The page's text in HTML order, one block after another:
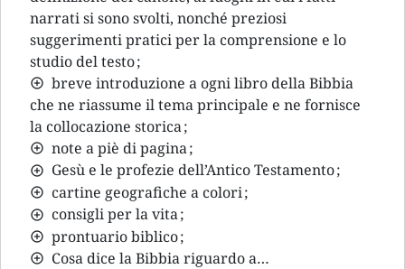
narrati si sono svolti, nonché preziosi
suggerimenti pratici per la comprensione e lo
studio del testo ;
breve introduzione a ogni libro della Bibbia
che ne riassume il tema principale e ne fornisce
la collocazione storica ;
note a piè di pagina ;
Gesù e le profezie dell’Antico Testamento ;
cartine geografiche a colori ;
consigli per la vita ;
prontuario biblico ;
Cosa dice la Bibbia riguardo a…